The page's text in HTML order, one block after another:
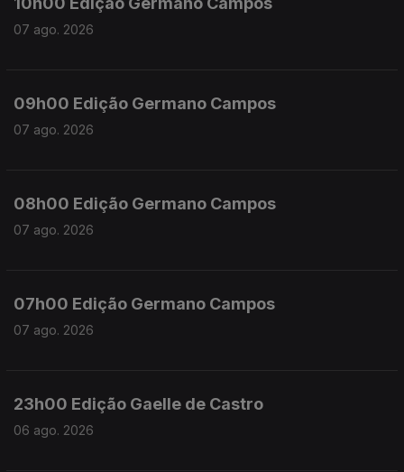
07 ago. 2026
09h00 Edição Germano Campos
07 ago. 2026
08h00 Edição Germano Campos
07 ago. 2026
07h00 Edição Germano Campos
07 ago. 2026
23h00 Edição Gaelle de Castro
06 ago. 2026